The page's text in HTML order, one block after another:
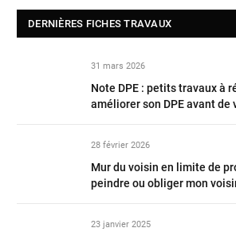
DERNIÈRES FICHES TRAVAUX
31 mars 2026
Note DPE : petits travaux à
améliorer son DPE avant de
28 février 2026
Mur du voisin en limite de
peindre ou obliger mon
23 janvier 2025